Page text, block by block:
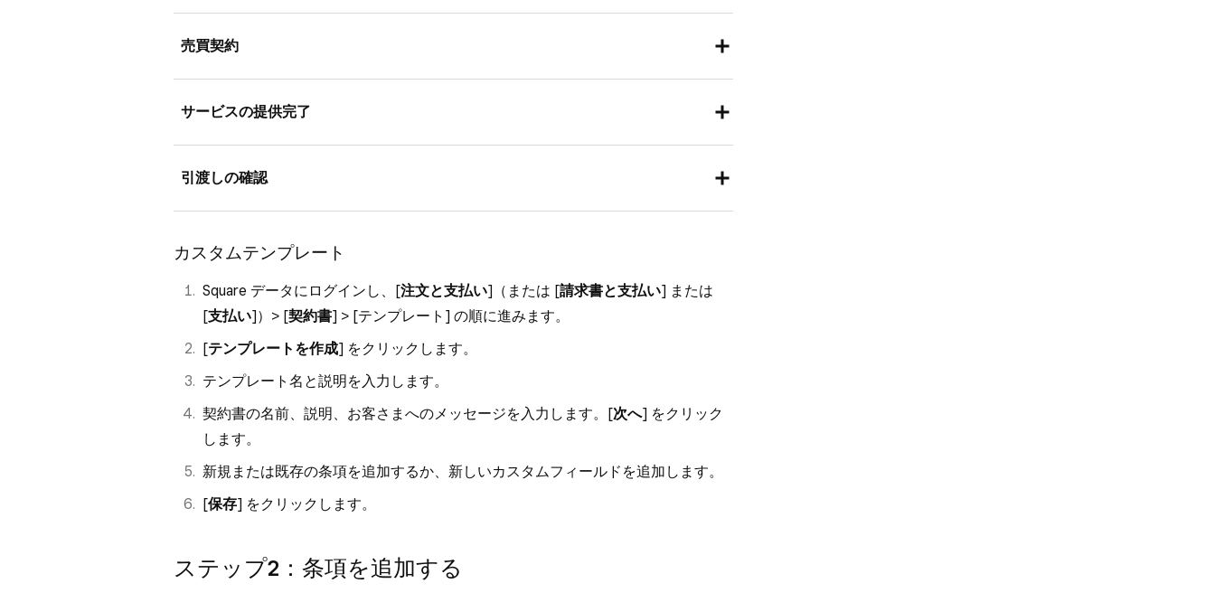
るためのものです。リピート顧客やサブスクリプションサービスにご利用くださ
い。お客さまが署名してこの契約書を送信すると、カード情報が [カード情報保存]
ートです。
売買契約
すためのテンプレートです。
サービスの提供完了
引渡しの確認
カスタムテンプレート
Square データにログインし、[注文と支払い]（または [請求書と支払い] または
[支払い]）> [契約書] > [テンプレート ] の順に進みます。
[テンプレートを作成] をクリックします。
テンプレート名と説明を入力します。
契約書の名前、説明、お客さまへのメッセージを入力します。[次へ] をクリック
します。
新規または既存の条項を追加するか、新しいカスタムフィールドを追加します。
[保存] をクリックします。
ステップ2：条項を追加する